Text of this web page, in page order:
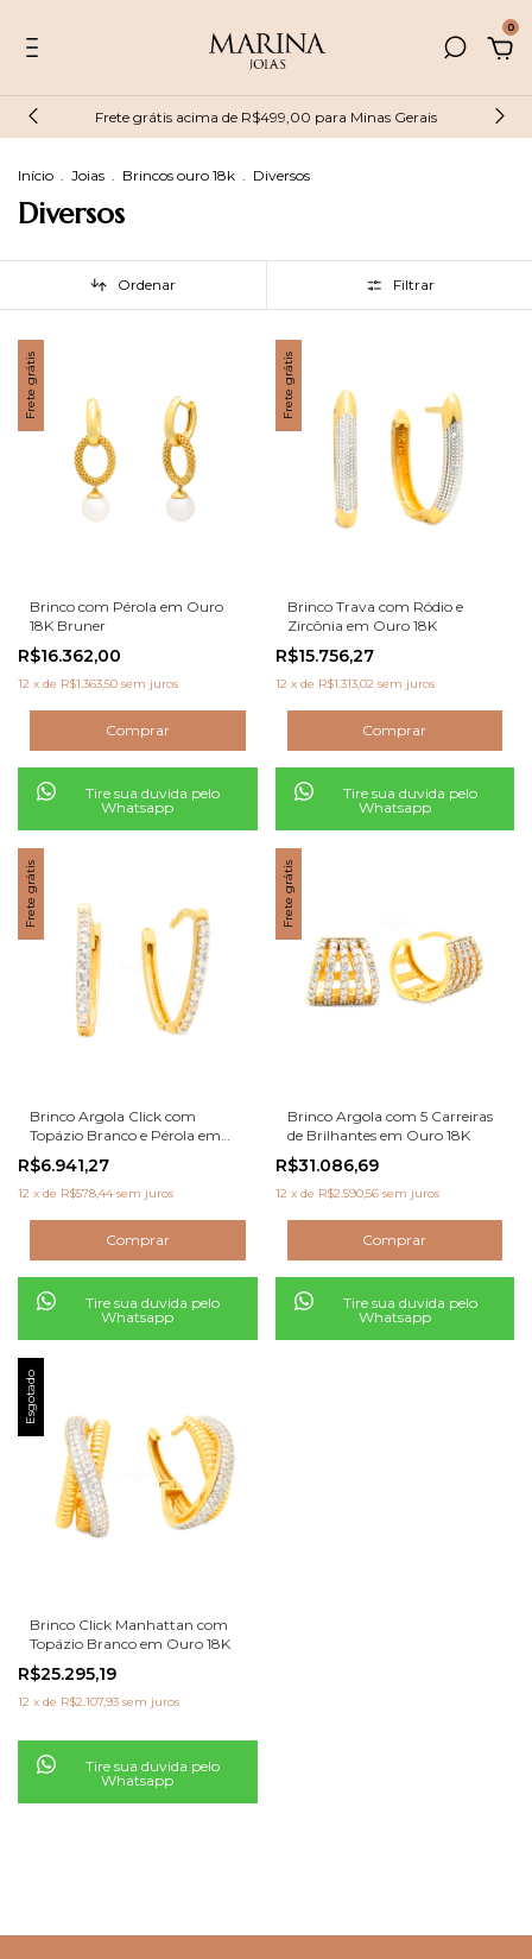
0
Frete grátis acima de R$499,00 para Minas Gerais
Início . Joias . Brincos ouro 18k . Diversos
Diversos
Ordenar Filtrar
Frete grátis
Brinco com Pérola em Ouro
18K Bruner
R$16.362,00
12 x de R$1.363,50 sem juros
Tire sua duvida pelo
Whatsapp
Frete grátis
Brinco Trava com Ródio e
Zircônia em Ouro 18K
R$15.756,27
12 x de R$1.313,02 sem juros
Tire sua duvida pelo
Whatsapp
Frete grátis
Brinco Argola Click com
Topázio Branco e Pérola em
Ouro 18K
R$6.941,27
12 x de R$578,44 sem juros
Tire sua duvida pelo
Whatsapp
Frete grátis
Brinco Argola com 5 Carreiras
de Brilhantes em Ouro 18K
R$31.086,69
12 x de R$2.590,56 sem juros
Tire sua duvida pelo
Whatsapp
Esgotado
Brinco Click Manhattan com
Topázio Branco em Ouro 18K
R$25.295,19
12 x de R$2.107,93 sem juros
Tire sua duvida pelo
Whatsapp